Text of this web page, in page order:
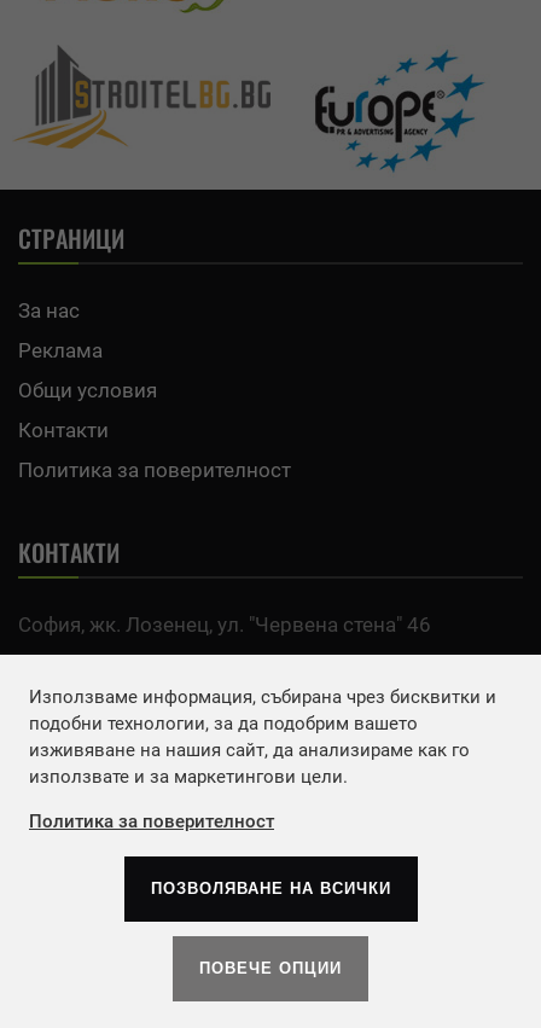
СТРАНИЦИ
За нас
Реклама
Общи условия
Контакти
Политика за поверителност
КОНТАКТИ
София, жк. Лозенец, ул. "Червена стена" 46
Email: office@agro.bg
FACEBOOK
Copyrights © 2026Агенция Европа ЕООД
права запазени.
Използваме информация, събирана чрез бисквитки и
подобни технологии, за да подобрим вашето
изживяване на нашия сайт, да анализираме как го
използвате и за маркетингови цели.
Политика за поверителност
ПОЗВОЛЯВАНЕ НА ВСИЧКИ
ПОВЕЧЕ ОПЦИИ